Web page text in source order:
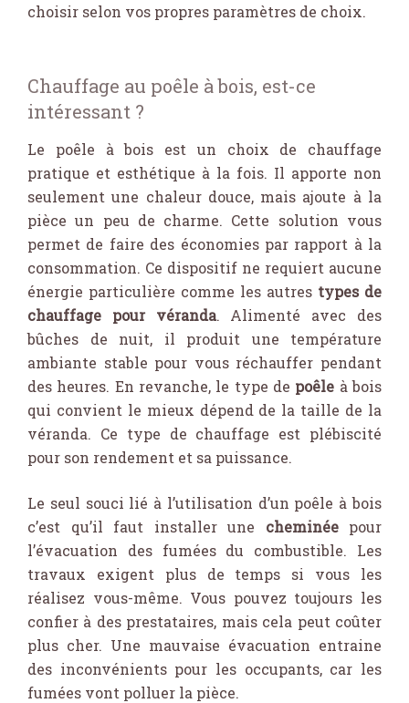
choisir selon vos propres paramètres de choix.
Chauffage au poêle à bois, est-ce
intéressant ?
Le poêle à bois est un choix de chauffage
pratique et esthétique à la fois. Il apporte non
seulement une chaleur douce, mais ajoute à la
pièce un peu de charme. Cette solution vous
permet de faire des économies par rapport à la
consommation. Ce dispositif ne requiert aucune
énergie particulière comme les autres types de
chauffage pour véranda. Alimenté avec des
bûches de nuit, il produit une température
ambiante stable pour vous réchauffer pendant
des heures. En revanche, le type de poêle à bois
qui convient le mieux dépend de la taille de la
véranda. Ce type de chauffage est plébiscité
pour son rendement et sa puissance.
Le seul souci lié à l’utilisation d’un poêle à bois
c’est qu’il faut installer une cheminéepour
l’évacuation des fumées du combustible. Les
travaux exigent plus de temps si vous les
réalisez vous-même. Vous pouvez toujours les
confier à des prestataires, mais cela peut coûter
plus cher. Une mauvaise évacuation entraine
des inconvénients pour les occupants, car les
fumées vont polluer la pièce.